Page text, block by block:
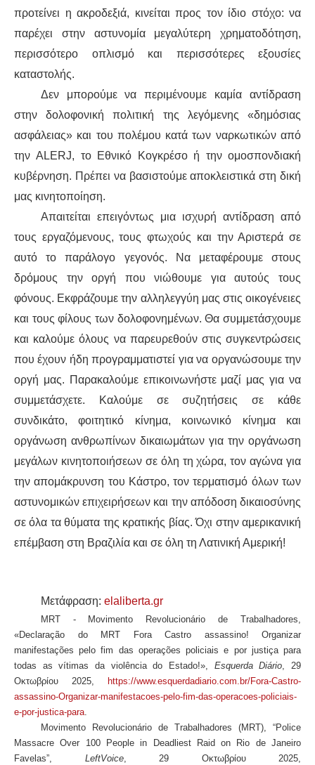
προτείνει η ακροδεξιά, κινείται προς τον ίδιο στόχο: να
παρέχει στην αστυνομία μεγαλύτερη χρηματοδότηση,
περισσότερο οπλισμό και περισσότερες εξουσίες
καταστολής.
Δεν μπορούμε να περιμένουμε καμία αντίδραση
στην δολοφονική πολιτική της λεγόμενης «δημόσιας
ασφάλειας» και του πολέμου κατά των ναρκωτικών από
την ALERJ, το Εθνικό Κογκρέσο ή την ομοσπονδιακή
κυβέρνηση. Πρέπει να βασιστούμε αποκλειστικά στη δική
μας κινητοποίηση.
Απαιτείται επειγόντως μια ισχυρή αντίδραση από
τους εργαζόμενους, τους φτωχούς και την Αριστερά σε
αυτό το παράλογο γεγονός. Να μεταφέρουμε στους
δρόμους την οργή που νιώθουμε για αυτούς τους
φόνους. Εκφράζουμε την αλληλεγγύη μας στις οικογένειες
και τους φίλους των δολοφονημένων. Θα συμμετάσχουμε
και καλούμε όλους να παρευρεθούν στις συγκεντρώσεις
που έχουν ήδη προγραμματιστεί για να οργανώσουμε την
οργή μας. Παρακαλούμε επικοινωνήστε μαζί μας για να
συμμετάσχετε. Καλούμε σε συζητήσεις σε κάθε
συνδικάτο, φοιτητικό κίνημα, κοινωνικό κίνημα και
οργάνωση ανθρωπίνων δικαιωμάτων για την οργάνωση
μεγάλων κινητοποιήσεων σε όλη τη χώρα, τον αγώνα για
την απομάκρυνση του Κάστρο, τον τερματισμό όλων των
αστυνομικών επιχειρήσεων και την απόδοση δικαιοσύνης
σε όλα τα θύματα της κρατικής βίας. Όχι στην αμερικανική
επέμβαση στη Βραζιλία και σε όλη τη Λατινική Αμερική!
Μετάφραση: elaliberta.gr
MRT - Movimento Revolucionário de Trabalhadores,
«Declaração do MRT Fora Castro assassino! Organizar
manifestações pelo fim das operações policiais e por justiça para
todas as vítimas da violência do Estado!», Esquerda Diário, 29
Οκτωβρίου 2025,
https://www.esquerdadiario.com.br/Fora-Castro-
assassino-Organizar-manifestacoes-pelo-fim-das-operacoes-policiais-
e-por-justica-para.
Movimento Revolucionário de Trabalhadores (MRT), “Police
Massacre Over 100 People in Deadliest Raid on Rio de Janeiro
Favelas”, LeftVoice, 29 Οκτωβρίου 2025,